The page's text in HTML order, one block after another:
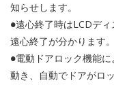
知らせします。
●遠心終了時はLCDデ
遠心終了が分かります。
●電動ドアロック機能
動き、自動でドアがロ